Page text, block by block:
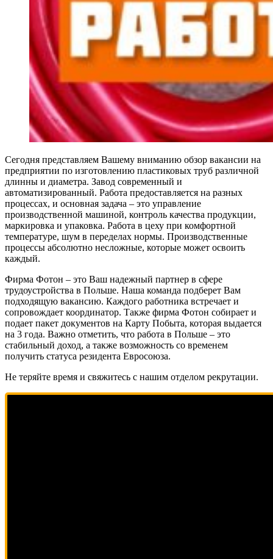
Сегодня представляем Вашему вниманию обзор вакансии на
предприятии по изготовлению пластиковых труб различной
длинны и диаметра. Завод современный и
автоматизированный. Работа предоставляется на разных
процессах, и основная задача – это управление
производственной машиной, контроль качества продукции,
маркировка и упаковка. Работа в цеху при комфортной
температуре, шум в переделах нормы. Производственные
процессы абсолютно несложные, которые может освоить
каждый.
Фирма Фотон – это Ваш надежный партнер в сфере
трудоустройства в Польше. Наша команда подберет Вам
подходящую вакансию. Каждого работника встречает и
сопровождает координатор. Также фирма Фотон собирает и
подает пакет документов на Карту Побыта, которая выдается
на 3 года. Важно отметить, что работа в Польше – это
стабильный доход, а также возможность со временем
получить статуса резидента Евросоюза.
Не теряйте время и свяжитесь с нашим отделом рекрутации.